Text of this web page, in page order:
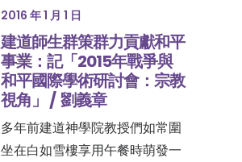
2016 年 1 月 1 日
建道師生群策群力貢獻和平
事業：記「2015年戰爭與
和平國際學術研討會：宗教
視角」 / 劉義章
多年前建道神學院教授們如常圍
坐在白如雪樓享用午餐時萌發一